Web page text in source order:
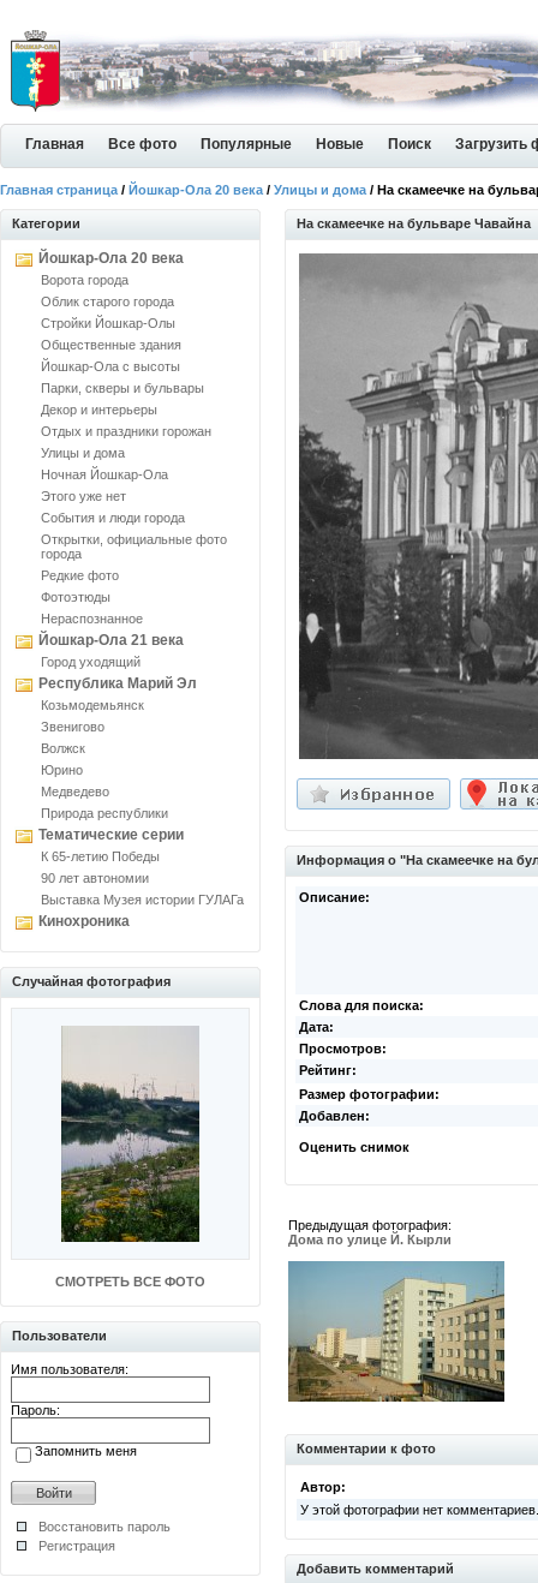
Главная Все фото Популярные Новые Поиск Загрузить
Главная страница / Йошкар-Ола 20 века / Улицы и дома / На скамеечке на
Категории
Йошкар-Ола 20 века
Ворота города
Облик старого города
Стройки Йошкар-Олы
Общественные здания
Йошкар-Ола с высоты
Парки, скверы и бульвары
Декор и интерьеры
Отдых и праздники горожан
Улицы и дома
Ночная Йошкар-Ола
Этого уже нет
События и люди города
Открытки, официальные фото
города
Редкие фото
Фотоэтюды
Нераспознанное
Йошкар-Ола 21 века
Город уходящий
Республика Марий Эл
Козьмодемьянск
Звенигово
Волжск
Юрино
Медведево
Природа республики
Тематические серии
К 65-летию Победы
90 лет автономии
Выставка Музея истории ГУЛАГа
Кинохроника
Случайная фотография
СМОТРЕТЬ ВСЕ ФОТО
Пользователи
Имя пользователя:
Пароль:
Запомнить меня
Восстановить пароль
Регистрация
На скамеечке на бульваре Чавайна
Информация о "На скамеечке на
Описание:
Слова для поиска:
Дата:
Просмотров:
Рейтинг:
Размер фотографии:
Добавлен:
Оценить снимок
Предыдущая фотография:
Дома по улице Й. Кырли
Комментарии к фото
Автор:
У этой фотографии нет комментариев.
Добавить комментарий